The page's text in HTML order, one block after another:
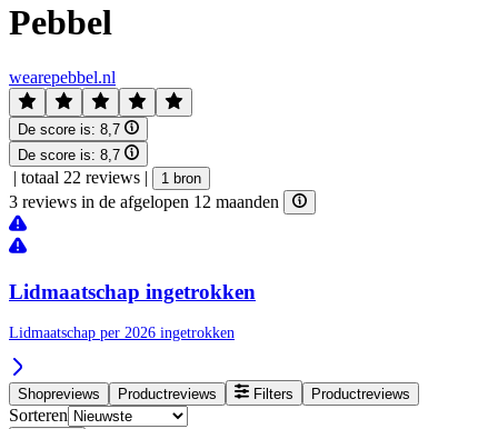
Pebbel
wearepebbel.nl
De score is: 8,7
De score is: 8,7
| totaal 22 reviews | 1 bron
3 reviews in de afgelopen 12 maanden
Lidmaatschap ingetrokken
Lidmaatschap per 2026 ingetrokken
Shopreviews Productreviews Filters Productreviews
Sorteren